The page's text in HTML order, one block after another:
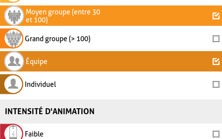
Moyen groupe (entre 30
et 100)
Grand groupe (> 100)
Équipe
Individuel
INTENSITÉ D'ANIMATION
Faible